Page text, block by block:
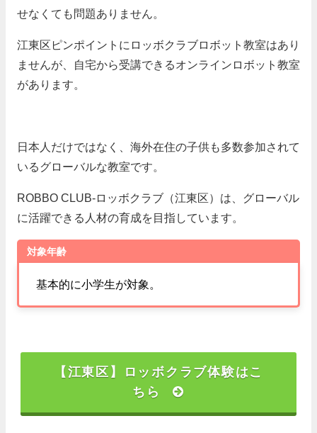
せなくても問題ありません。
江東区ピンポイントにロッボクラブロボット教室はあり
ませんが、自宅から受講できるオンラインロボット教室
があります。
日本人だけではなく、海外在住の子供も多数参加されて
いるグローバルな教室です。
ROBBO CLUB-ロッボクラブ（江東区）は、グローバル
に活躍できる人材の育成を目指しています。
対象年齢
基本的に小学生が対象。
【江東区】ロッボクラブ体験はこ
ちら